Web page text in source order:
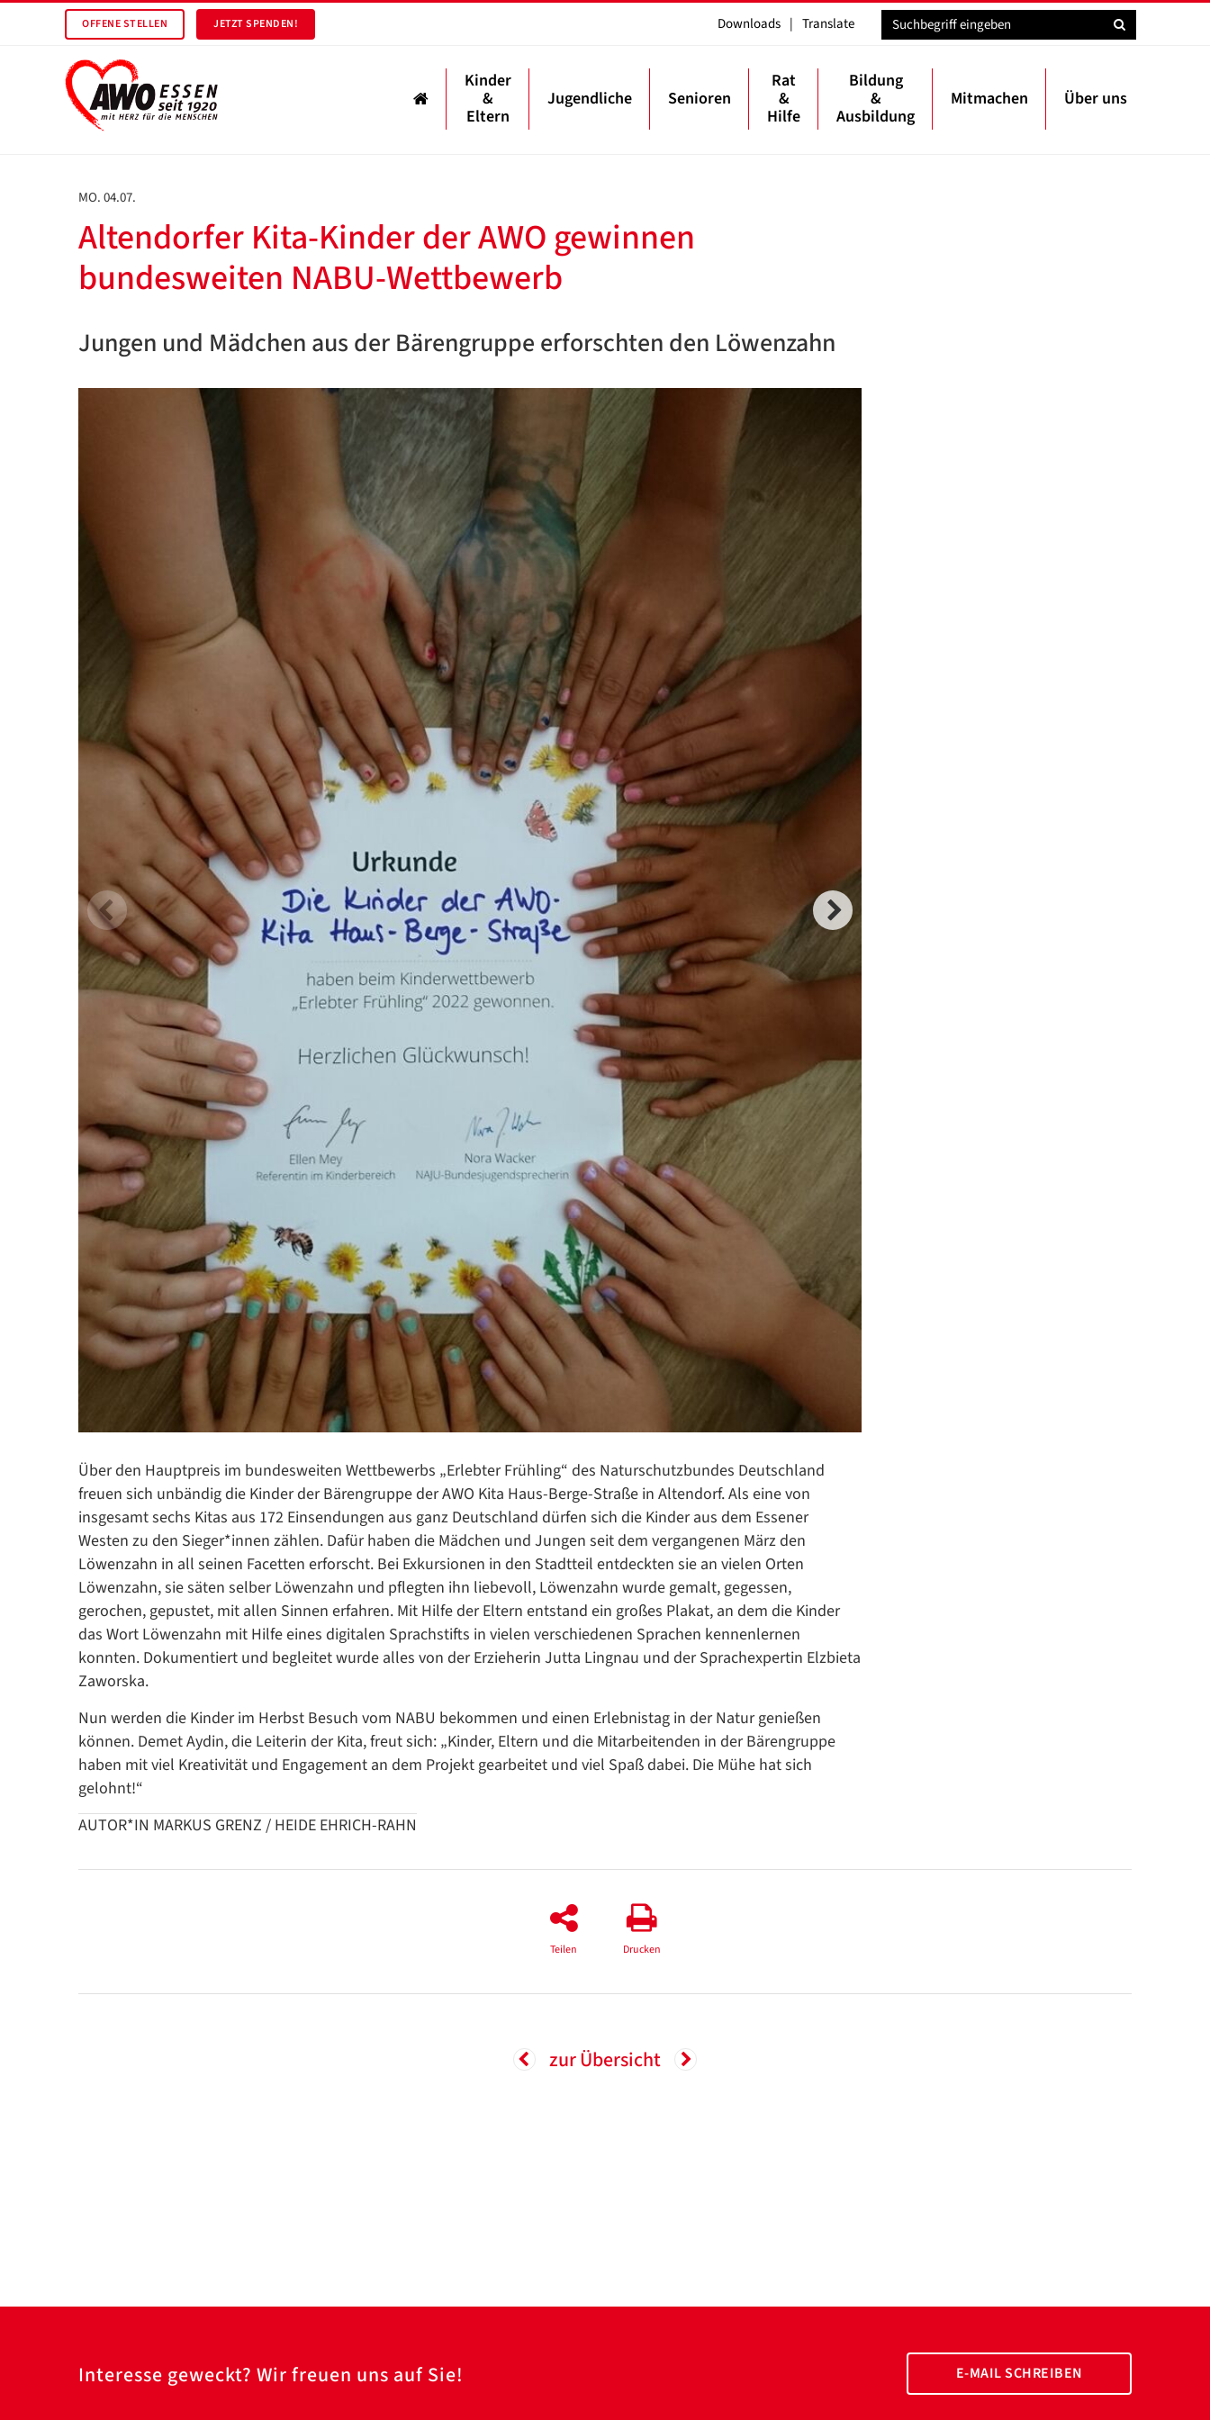
OFFENE STELLEN JETZT SPENDEN! Downloads | Translate
Kinder
&
Eltern
Jugendliche Senioren
Rat
&
Hilfe
Bildung
&
Ausbildung
Mitmachen Über uns
MO. 04.07.
Altendorfer Kita-Kinder der AWO gewinnen
bundesweiten NABU-Wettbewerb
Jungen und Mädchen aus der Bärengruppe erforschten den Löwenzahn
Über den Hauptpreis im bundesweiten Wettbewerbs „Erlebter Frühling“ des Naturschutzbundes Deutschland
freuen sich unbändig die Kinder der Bärengruppe der AWO Kita Haus-Berge-Straße in Altendorf. Als eine von
insgesamt sechs Kitas aus 172 Einsendungen aus ganz Deutschland dürfen sich die Kinder aus dem Essener
Westen zu den Sieger*innen zählen. Dafür haben die Mädchen und Jungen seit dem vergangenen März den
Löwenzahn in all seinen Facetten erforscht. Bei Exkursionen in den Stadtteil entdeckten sie an vielen Orten
Löwenzahn, sie säten selber Löwenzahn und pflegten ihn liebevoll, Löwenzahn wurde gemalt, gegessen,
gerochen, gepustet, mit allen Sinnen erfahren. Mit Hilfe der Eltern entstand ein großes Plakat, an dem die Kinder
das Wort Löwenzahn mit Hilfe eines digitalen Sprachstifts in vielen verschiedenen Sprachen kennenlernen
konnten. Dokumentiert und begleitet wurde alles von der Erzieherin Jutta Lingnau und der Sprachexpertin Elzbieta
Zaworska.
Nun werden die Kinder im Herbst Besuch vom NABU bekommen und einen Erlebnistag in der Natur genießen
können. Demet Aydin, die Leiterin der Kita, freut sich: „Kinder, Eltern und die Mitarbeitenden in der Bärengruppe
haben mit viel Kreativität und Engagement an dem Projekt gearbeitet und viel Spaß dabei. Die Mühe hat sich
gelohnt!“
AUTOR*IN MARKUS GRENZ / HEIDE EHRICH-RAHN
Teilen Drucken
zur Übersicht
Interesse geweckt? Wir freuen uns auf Sie! E-MAIL SCHREIBEN
Datenschutzerklärung
Datenschutzerklärung
Google Datenschutzerklärung
Übersetzen